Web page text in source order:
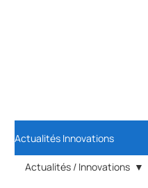
Actualités Innovations
Actualités / Innovations